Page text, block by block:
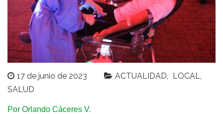
17 de junio de 2023 ACTUALIDAD
LOCAL
SALUD
Por Orlando Cáceres V.